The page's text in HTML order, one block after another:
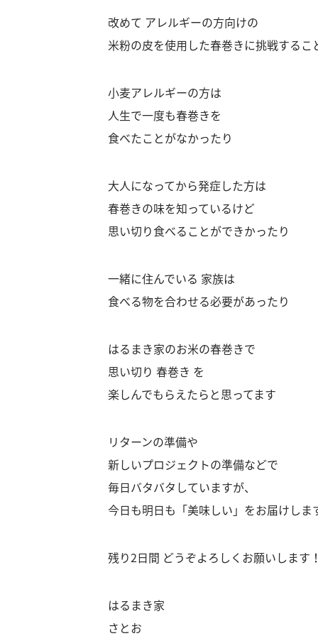
改めて アレルギーの方向けの
米粉の皮を使用した春巻きに挑戦するこ
小麦アレルギーの方は
人生で一度も春巻きを
食べたことがなかったり
大人になってから発症した方は
春巻きの味を知っているけど
思い切り食べることができかったり
一緒に住んでいる 家族は
食べる物を合わせる必要があったり
はるまき家のお米の春巻きで
思い切り 春巻き を
楽しんでもらえたらと思ってます
リターンの準備や
新しいプロジェクトの準備などで
毎日バタバタしていますが、
今日も明日も「美味しい」をお届けしま
残り2日間 どうぞよろしくお願いします
はるまき家
さとお